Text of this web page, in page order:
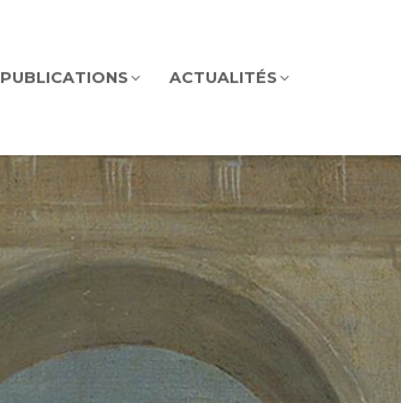
PUBLICATIONS ACTUALITÉS